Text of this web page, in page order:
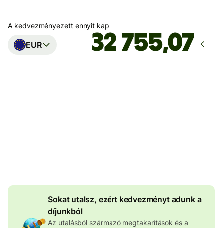
A kedvezményezett ennyit kap
EUR
Sokat utalsz, ezért kedvezményt adunk a
díjunkból
Az utalásból származó megtakarítások és a